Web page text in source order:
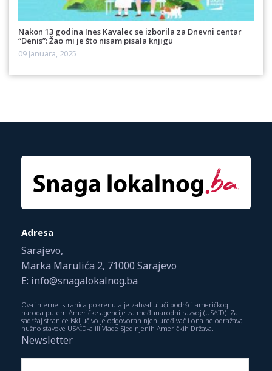
Nakon 13 godina Ines Kavalec se izborila za Dnevni centar
“Denis”: Žao mi je što nisam pisala knjigu
09 Januara, 2025
Adresa
Sarajevo,
Marka Marulića 2, 71000 Sarajevo
E: info@snagalokalnog.ba
Ova internet stranica pokrenuta je zahvaljujući podršci američkog
naroda putem Američke agencije za međunarodni razvoj (USAID). Za
sadržaj stranice isključivo je odgovoran njen uređivač i ona ne odražava
nužno stavove USAID-a ili Vlade Sjedinjenih Američkih Država.
Newsletter